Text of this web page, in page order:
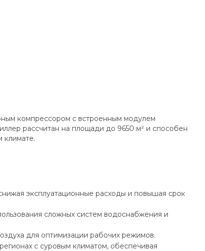
компрессором с встроенным модулем
рассчитан на площади до 9650 м² и способен
климате.
эксплуатационные расходы и повышая срок
сложных систем водоснабжения и
для оптимизации рабочих режимов.
с суровым климатом, обеспечивая